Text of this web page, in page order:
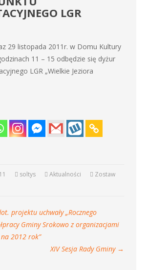
LGR
29 listopada 2011r. w Domu Kultury
11 – 15 odbędzie się dyżur
LGR „Wielkie Jeziora
soltys Aktualności
Zostaw
projektu uchwały „Rocznego
Gminy Srokowo z organizacjami
2012 rok”
XIV Sesja Rady Gminy →